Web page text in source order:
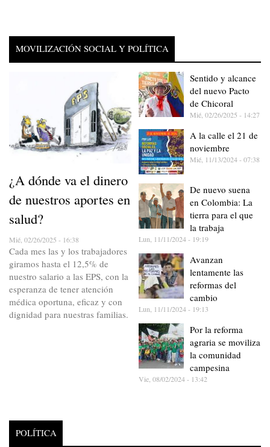
MOVILIZACIÓN SOCIAL Y POLÍTICA
¿A dónde va el dinero
de nuestros aportes en
salud?
Mié, 02/26/2025 - 16:38
Cada mes las y los trabajadores
giramos hasta el 12,5% de
nuestro salario a las EPS, con la
esperanza de tener atención
médica oportuna, eficaz y con
dignidad para nuestras familias.
Sentido y alcance
del nuevo Pacto
de Chicoral
Mié, 02/26/2025 - 14:27
A la calle el 21 de
noviembre
Mié, 11/13/2024 - 07:38
De nuevo suena
en Colombia: La
tierra para el que
la trabaja
Lun, 11/11/2024 - 19:19
Avanzan
lentamente las
reformas del
cambio
Lun, 11/11/2024 - 19:13
Por la reforma
agraria se moviliza
la comunidad
campesina
Vie, 08/02/2024 - 13:42
POLÍTICA